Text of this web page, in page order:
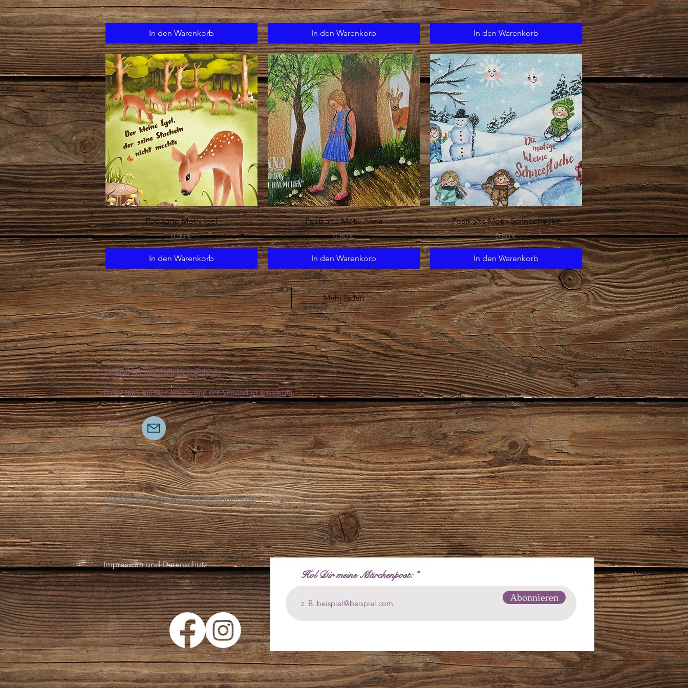
Preis
10,00 €
In den Warenkorb
Preis
10,00 €
In den Warenkorb
Preis
0,80 €
In den Warenkorb
Schnellansicht
Postkarte Motiv Igel
Preis
0,80 €
In den Warenkorb
Schnellansicht
Postkarte Motiv Anna
Preis
0,80 €
In den Warenkorb
Schnellansicht
Postkarte Motiv Schneeflocke
Preis
0,80 €
In den Warenkorb
Mehr laden
Versand nur innerhalb Deutschlands.
Preise inkl. gültiger MwSt. und der Versand ist kostenfrei.
Kontakt:
Impressum, AGB und Datenschutz
Impressum und Datenschutz
Hol Dir meine Märchenpost:
Abonnieren